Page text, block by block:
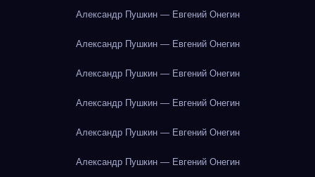
Александр Пушкин — Евгений Онегин
Александр Пушкин — Евгений Онегин
Александр Пушкин — Евгений Онегин
Александр Пушкин — Евгений Онегин
Александр Пушкин — Евгений Онегин
Александр Пушкин — Евгений Онегин